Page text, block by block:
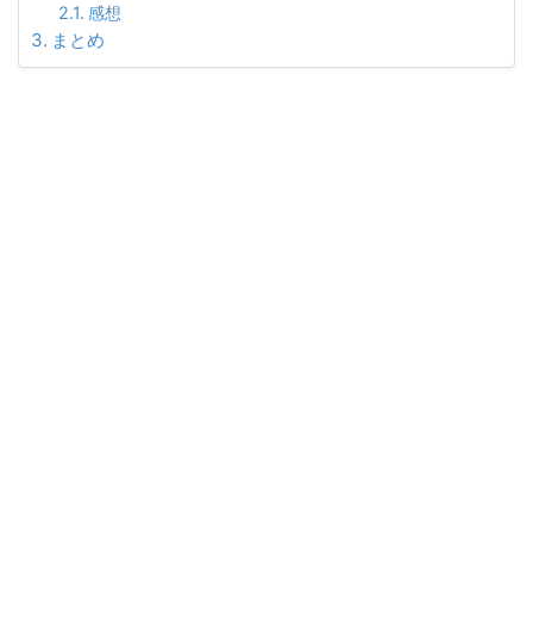
感想
まとめ